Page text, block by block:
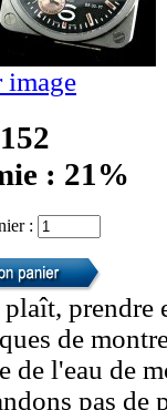
image
: 21%
:
prendre
de
de l'eau de
pas de